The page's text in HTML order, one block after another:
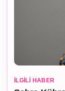
İLGILI HABER